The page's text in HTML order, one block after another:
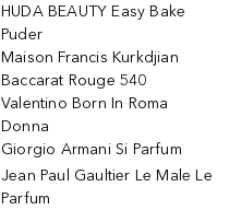
HUDA BEAUTY Easy Bake
Puder
Maison Francis Kurkdjian
Baccarat Rouge 540
Valentino Born In Roma
Donna
Giorgio Armani Si Parfum
Jean Paul Gaultier Le Male Le
Parfum